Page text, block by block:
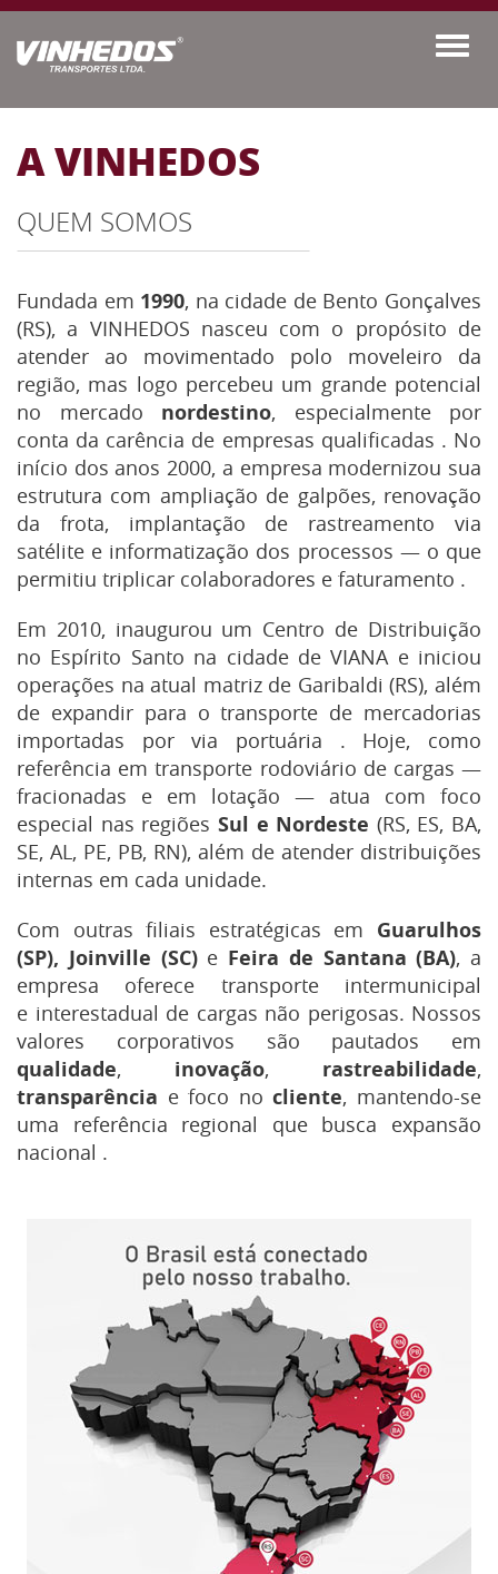
Toggle
A VINHEDOS
QUEM SOMOS
Fundada em 1990, na cidade de Bento Gonçalves
(RS), a VINHEDOS nasceu com o propósito de
atender ao movimentado polo moveleiro da
região, mas logo percebeu um grande potencial
no mercado nordestino, especialmente por
conta da carência de empresas qualificadas . No
início dos anos 2000, a empresa modernizou sua
estrutura com ampliação de galpões, renovação
da frota, implantação de rastreamento via
satélite e informatização dos processos — o que
permitiu triplicar colaboradores e faturamento .
Em 2010, inaugurou um Centro de Distribuição
no Espírito Santo na cidade de VIANA e iniciou
operações na atual matriz de Garibaldi (RS), além
de expandir para o transporte de mercadorias
importadas por via portuária . Hoje, como
referência em transporte rodoviário de cargas —
fracionadas e em lotação — atua com foco
especial nas regiões Sul e Nordeste (RS, ES, BA,
SE, AL, PE, PB, RN), além de atender distribuições
internas em cada unidade.
Com outras filiais estratégicas em Guarulhos
(SP), Joinville (SC)e Feira de Santana (BA), a
empresa oferece transporte intermunicipal
e interestadual de cargas não perigosas. Nossos
valores corporativos são pautados em
qualidade, inovação, rastreabilidade,
transparência e foco nocliente, mantendo-se
uma referência regional que busca expansão
nacional .